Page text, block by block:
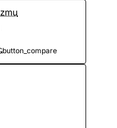
button_compare